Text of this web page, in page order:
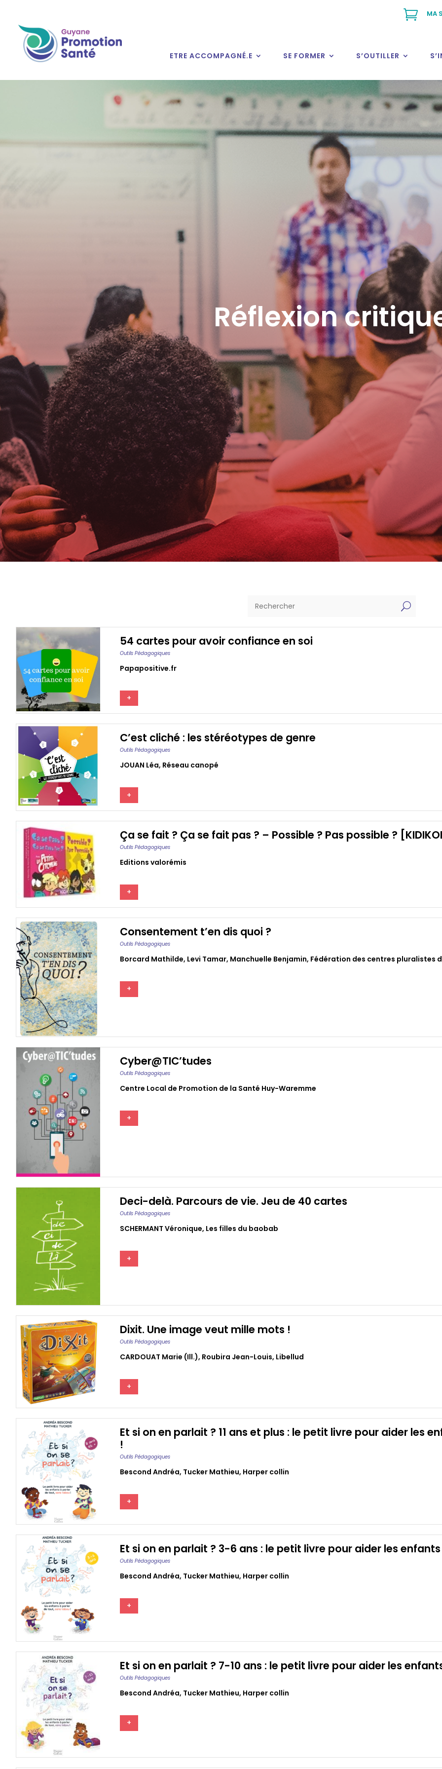
 MA
ETRE ACCOMPAGNÉ.E SE FORMER S’OUTILLER
Réflexion
U
54 cartes pour avoir confiance en soi
Outils Pédagogiques
Papapositive.fr
+
C’est cliché : les stéréotypes de genre
Outils Pédagogiques
JOUAN Léa, Réseau canopé
+
Ça se fait ? Ça se fait pas ? – Possible ? Pas possible ?
Outils Pédagogiques
Editions valorémis
+
Consentement t’en dis quoi ?
Outils Pédagogiques
Borcard Mathilde, Levi Tamar, Manchuelle Benjamin, Fédération des centres pluralistes
+
Cyber@TIC’tudes
Outils Pédagogiques
Centre Local de Promotion de la Santé Huy-Waremme
+
Deci-delà. Parcours de vie. Jeu de 40 cartes
Outils Pédagogiques
SCHERMANT Véronique, Les filles du baobab
+
Dixit. Une image veut mille mots !
Outils Pédagogiques
CARDOUAT Marie (ill.), Roubira Jean-Louis, Libellud
+
Et si on en parlait ? 11 ans et plus : le petit livre pour aider les
!
Outils Pédagogiques
Bescond Andréa, Tucker Mathieu, Harper collin
+
Et si on en parlait ? 3-6 ans : le petit livre pour aider les
Outils Pédagogiques
Bescond Andréa, Tucker Mathieu, Harper collin
+
Et si on en parlait ? 7-10 ans : le petit livre pour aider les
Outils Pédagogiques
Bescond Andréa, Tucker Mathieu, Harper collin
+